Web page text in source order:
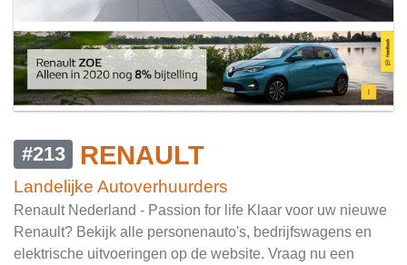
#213 RENAULT
Landelijke Autoverhuurders
Renault Nederland - Passion for life Klaar voor uw nieuwe
Renault? Bekijk alle personenauto's, bedrijfswagens en
elektrische uitvoeringen op de website. Vraag nu een